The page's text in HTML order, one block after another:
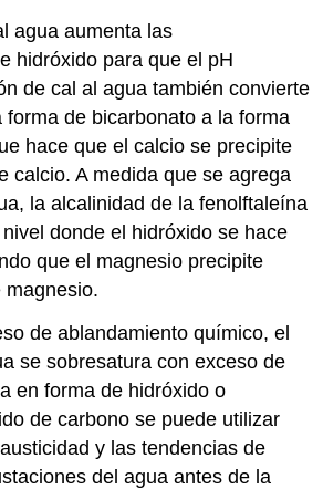
agua aumenta las
hidróxido para que el pH
de cal al agua también convierte
forma de bicarbonato a la forma
hace que el calcio se precipite
calcio. A medida que se agrega
la alcalinidad de la fenolftaleína
donde el hidróxido se hace
que el magnesio precipite
magnesio.
de ablandamiento químico, el
se sobresatura con exceso de
en forma de hidróxido o
de carbono se puede utilizar
y las tendencias de
del agua antes de la